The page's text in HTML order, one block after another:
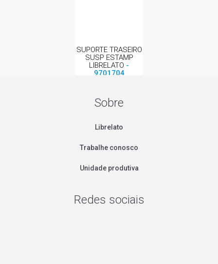
SUPORTE TRASEIRO
SUSP ESTAMP
LIBRELATO -
9701704
Sobre
Librelato
Trabalhe conosco
Unidade produtiva
Redes sociais